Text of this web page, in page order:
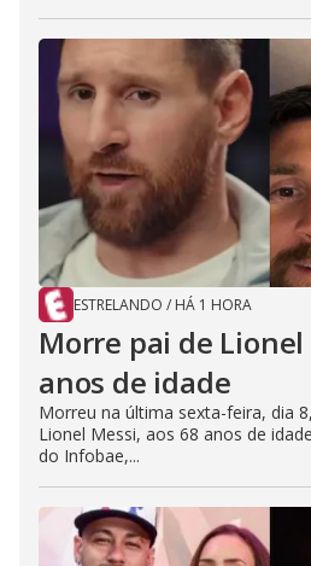
ESTRELANDO / HÁ 1 HORA
Morre pai de Lionel
anos de idade
Morreu na última sexta-feira, dia
Lionel Messi, aos 68 anos de
do Infobae,...